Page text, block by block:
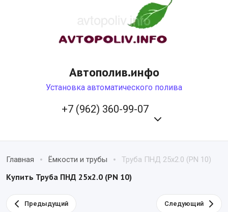
Автополив.инфо
Установка автоматического полива
+7 (962) 360-99-07
Главная Ёмкости и трубы Труба ПНД 25x2.0 (PN 10)
Купить Труба ПНД 25x2.0 (PN 10)
Предыдущий Следующий